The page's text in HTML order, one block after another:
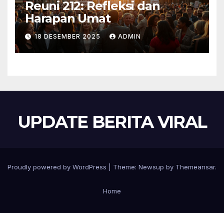
Reuni 212: Refleksi dan
Harapan Umat
18 DESEMBER 2025 ADMIN
UPDATE BERITA VIRAL
Proudly powered by WordPress Theme: Newsup by Themeansar.
Home